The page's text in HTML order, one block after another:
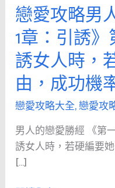
戀愛攻略男
1章：引誘》
誘女人時，
由，成功機
戀愛攻略大全,戀愛攻
男人的戀愛勝經 《第
誘女人時，若硬編要
[…]
戀
愛
攻
略
男
人
的
戀
愛
勝
經